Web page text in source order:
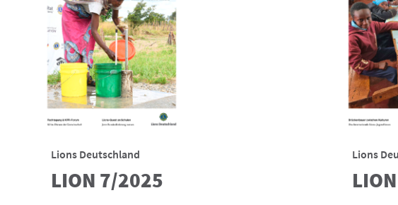
Lions Deutschland
LION 7/2025
Lions